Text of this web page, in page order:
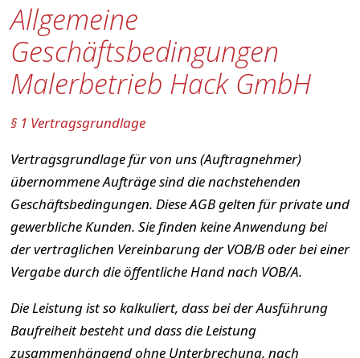
Allgemeine
Geschäftsbedingungen
Malerbetrieb Hack GmbH
§ 1 Vertragsgrundlage
Vertragsgrundlage für von uns (Auftragnehmer)
übernommene Aufträge sind die nachstehenden
Geschäftsbedingungen. Diese AGB gelten für private und
gewerbliche Kunden. Sie finden keine Anwendung bei
der vertraglichen Vereinbarung der VOB/B oder bei einer
Vergabe durch die öffentliche Hand nach VOB/A.
Die Leistung ist so kalkuliert, dass bei der Ausführung
Baufreiheit besteht und dass die Leistung
zusammenhängend ohne Unterbrechung, nach